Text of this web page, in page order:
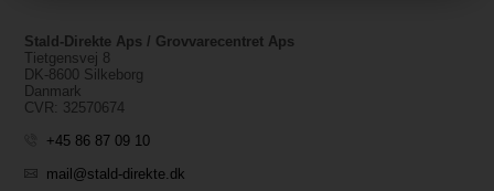
Stald-Direkte Aps / Grovvarecentret Aps
Tietgensvej 8
DK-8600 Silkeborg
Danmark
CVR: 32570674
+45 86 87 09 10
mail@stald-direkte.dk